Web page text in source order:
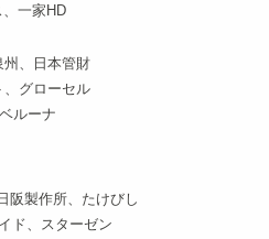
一家HD
、日本管財
、グローセル
ルーナ
阪製作所、たけびし
ド、スターゼン